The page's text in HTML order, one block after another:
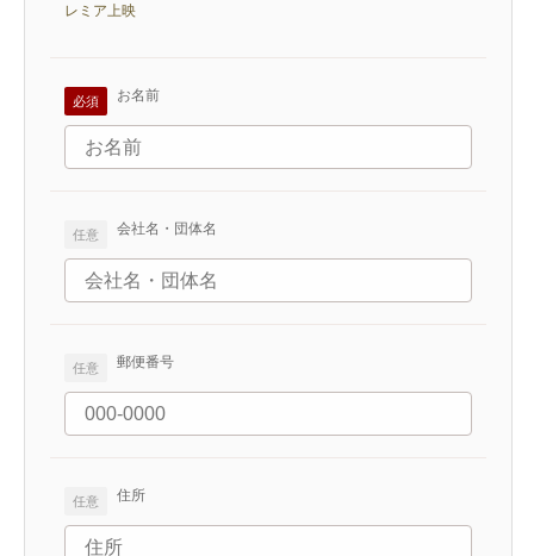
レミア上映
お名前
会社名・団体名
郵便番号
住所